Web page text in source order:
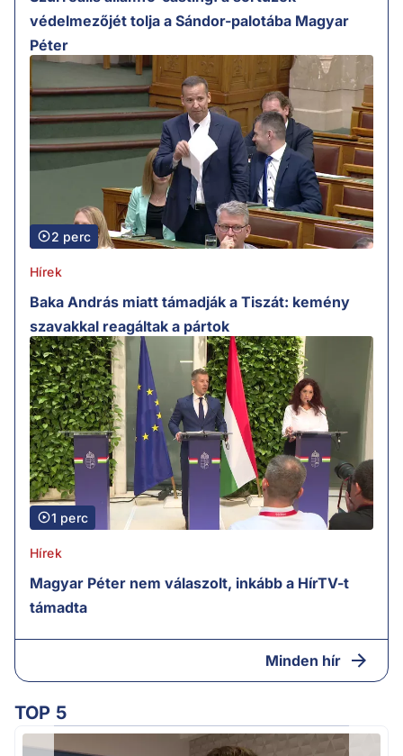
védelmezőjét tolja a Sándor-palotába Magyar
Péter
2 perc
Hírek
Baka András miatt támadják a Tiszát: kemény
szavakkal reagáltak a pártok
1 perc
Hírek
Magyar Péter nem válaszolt, inkább a HírTV-t
támadta
Minden hír
TOP 5